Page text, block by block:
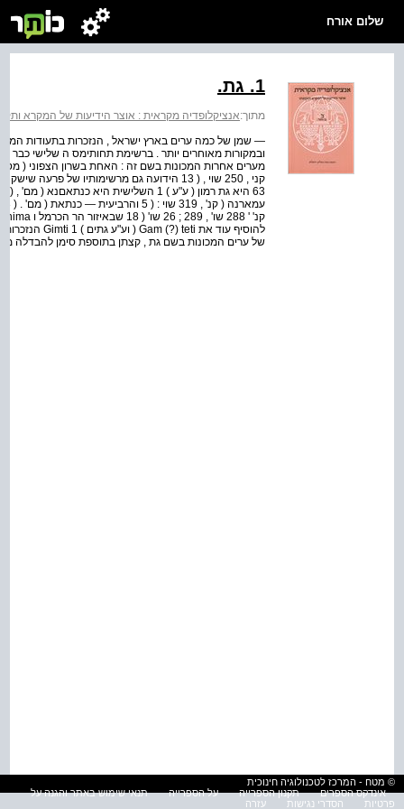
שלום אורח
1. גת.
מתוך:אנציקלופדיה מקראית : אוצר הידיעות של המקרא
— שמן של כמה ערים בארץ ישראל , הנזכרות בתעודות
ובמקורות מאוחרים יותר . ברשימת תחותימס ה שלישי כבר
של ערים המכונות בשם גת , קצתן בתוספת סימן להבדלה
© מטח - המרכז לטכנולוגיה חינוכית
אינדקס הספרים
תקנון הספרייה על הספרייה
תנאי שימוש באתר והגנה על
פרטיות
הסדרי נגישות עזרה